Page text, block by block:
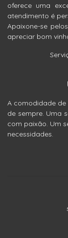
oferece uma
atendimento é
Apaixone-se
apreciar bom
A comodidade
de sempre. Uma
com paixão. Um
necessidades.